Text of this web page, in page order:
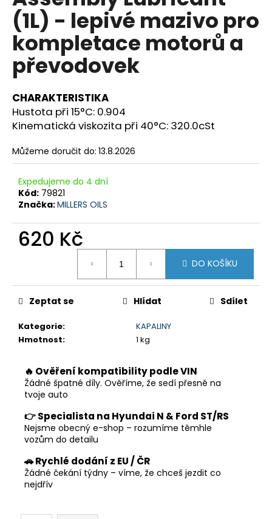
0,0
z
5
hvězdiček.
(1L) - lepivé mazivo pro
kompletace motorů a
převodovek
CHARAKTERISTIKA
Hustota při 15°C: 0.904
Kinematická viskozita při 40°C: 320.0cSt
Můžeme doručit do: 13.8.2026
Expedujeme do 4 dní
Kód: 79821
Značka:MILLERS OILS
620 Kč
DO KOŠÍKU
Kategorie:
KAPALINY
Hmotnost: 1 kg
Zeptat se Hlídat Sdílet
🔥 Ověření kompatibility podle VIN
Žádné špatné díly. Ověříme, že sedí přesně na
tvoje auto
👉 Specialista na Hyundai N & Ford ST/RS
Nejsme obecný e-shop – rozumíme těmhle
vozům do detailu
🚗 Rychlé dodání z EU / ČR
Žádné čekání týdny – víme, že chceš jezdit co
nejdřív
a
j
í
t
?
D
o
p
o
u
m
e